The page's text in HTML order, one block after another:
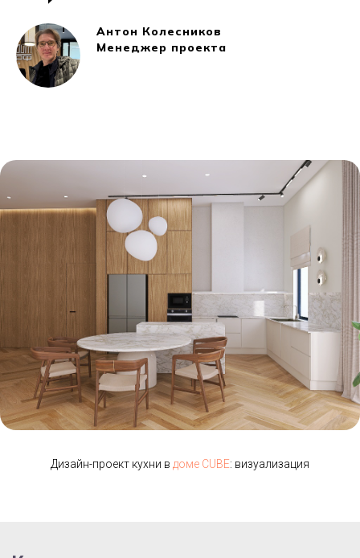
Антон Колесников
Менеджер проекта
Дизайн-проект кухни в доме CUBE: визуализация